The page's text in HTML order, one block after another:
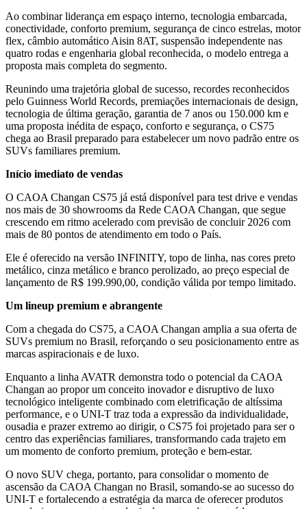
Ao combinar liderança em espaço interno, tecnologia embarcada,
conectividade, conforto premium, segurança de cinco estrelas, motor
flex, câmbio automático Aisin 8AT, suspensão independente nas
quatro rodas e engenharia global reconhecida, o modelo entrega a
proposta mais completa do segmento.
Reunindo uma trajetória global de sucesso, recordes reconhecidos
pelo Guinness World Records, premiações internacionais de design,
tecnologia de última geração, garantia de 7 anos ou 150.000 km e
uma proposta inédita de espaço, conforto e segurança, o CS75
chega ao Brasil preparado para estabelecer um novo padrão entre os
SUVs familiares premium.
Início imediato de vendas
O CAOA Changan CS75 já está disponível para test drive e vendas
nos mais de 30 showrooms da Rede CAOA Changan, que segue
crescendo em ritmo acelerado com previsão de concluir 2026 com
mais de 80 pontos de atendimento em todo o País.
Ele é oferecido na versão INFINITY, topo de linha, nas cores preto
metálico, cinza metálico e branco perolizado, ao preço especial de
lançamento de R$ 199.990,00, condição válida por tempo limitado.
Um lineup premium e abrangente
Com a chegada do CS75, a CAOA Changan amplia a sua oferta de
SUVs premium no Brasil, reforçando o seu posicionamento entre as
marcas aspiracionais e de luxo.
Enquanto a linha AVATR demonstra todo o potencial da CAOA
Changan ao propor um conceito inovador e disruptivo de luxo
tecnológico inteligente combinado com eletrificação de altíssima
performance, e o UNI-T traz toda a expressão da individualidade,
ousadia e prazer extremo ao dirigir, o CS75 foi projetado para ser o
centro das experiências familiares, transformando cada trajeto em
um momento de conforto premium, proteção e bem-estar.
O novo SUV chega, portanto, para consolidar o momento de
ascensão da CAOA Changan no Brasil, somando-se ao sucesso do
UNI-T e fortalecendo a estratégia da marca de oferecer produtos